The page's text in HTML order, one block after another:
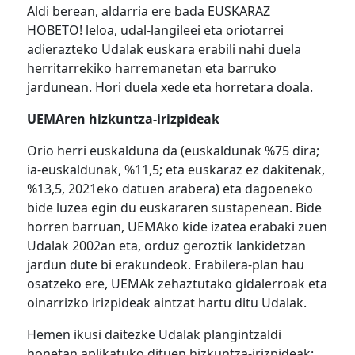
Aldi berean, aldarria ere bada EUSKARAZ
HOBETO! leloa, udal-langileei eta oriotarrei
adierazteko Udalak euskara erabili nahi duela
herritarrekiko harremanetan eta barruko
jardunean. Hori duela xede eta horretara doala.
UEMAren hizkuntza-irizpideak
Orio herri euskalduna da (euskaldunak %75 dira;
ia-euskaldunak, %11,5; eta euskaraz ez dakitenak,
%13,5, 2021eko datuen arabera) eta dagoeneko
bide luzea egin du euskararen sustapenean. Bide
horren barruan, UEMAko kide izatea erabaki zuen
Udalak 2002an eta, orduz geroztik lankidetzan
jardun dute bi erakundeok. Erabilera-plan hau
osatzeko ere, UEMAk zehaztutako gidalerroak eta
oinarrizko irizpideak aintzat hartu ditu Udalak.
Hemen ikusi daitezke Udalak plangintzaldi